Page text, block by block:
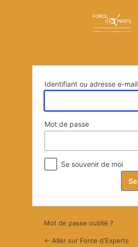
Identifiant ou adresse e-mail
Mot de passe
Se souvenir de moi
Mot de passe oublié ?
← Aller sur Force d'Experts